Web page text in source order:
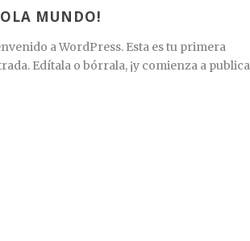
MUNDO!
a WordPress. Esta es tu primera
Edítala o bórrala, ¡y comienza a